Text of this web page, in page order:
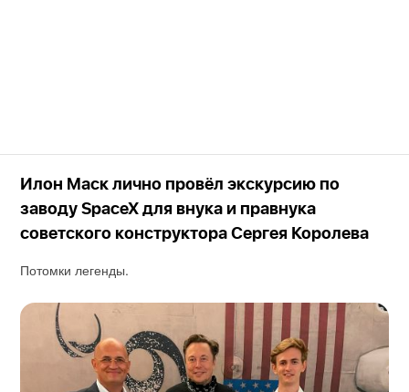
Илон Маск лично провёл экскурсию по
заводу SpaceX для внука и правнука
советского конструктора Сергея Королева
Потомки легенды.